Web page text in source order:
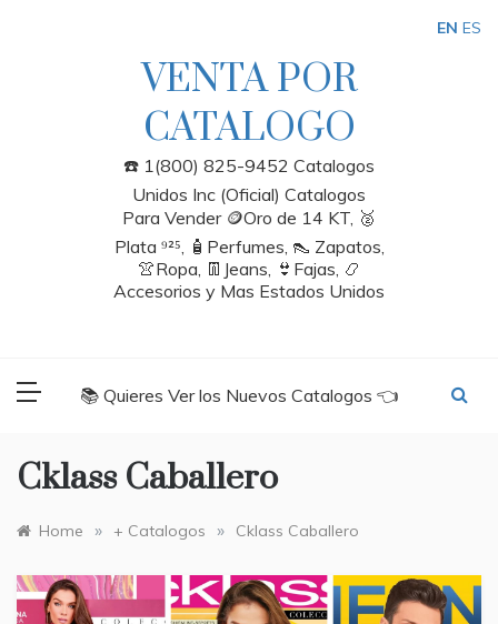
VENTA POR
CATALOGO
☎️ 1(800) 825-9452 Catalogos
Unidos Inc (Oficial) Catalogos
Para Vender 🪙Oro de 14 KT, 🥈
Plata ⁹²⁵, 🧴Perfumes, 👠 Zapatos,
👚Ropa, 👖Jeans, 👙Fajas, 📿
Accesorios y Mas Estados Unidos
📚 Quieres Ver los Nuevos Catalogos 👈
Cklass Caballero
Home » + Catalogos » Cklass Caballero
EN ES